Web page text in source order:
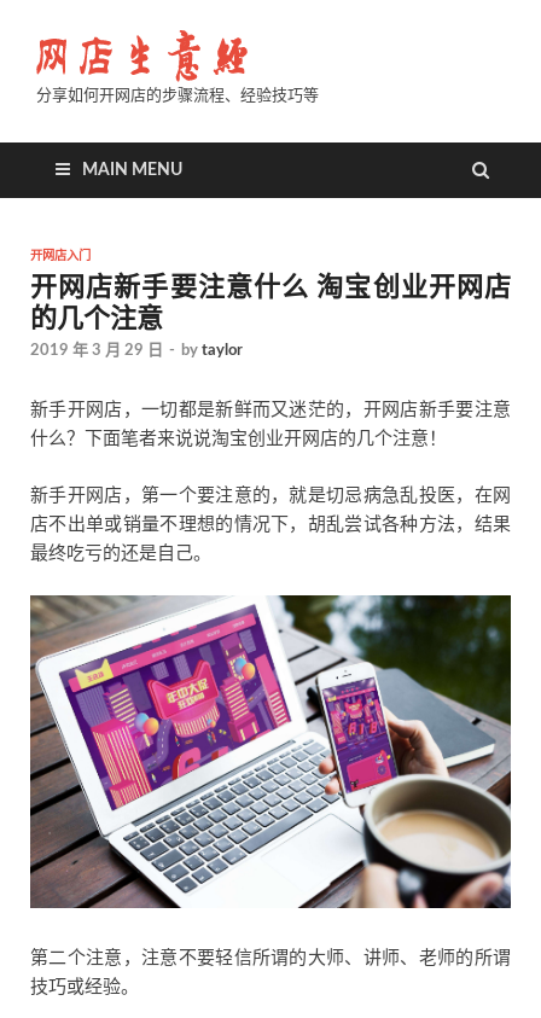
分享如何开网店的步骤流程、经验技巧等
MAIN MENU
开网店入门
开网店新手要注意什么 淘宝创业开网店
的几个注意
2019 年 3 月 29 日 - by taylor
新手开网店，一切都是新鲜而又迷茫的，开网店新手要注意
什么？下面笔者来说说淘宝创业开网店的几个注意！
新手开网店，第一个要注意的，就是切忌病急乱投医，在网
店不出单或销量不理想的情况下，胡乱尝试各种方法，结果
最终吃亏的还是自己。
第二个注意，注意不要轻信所谓的大师、讲师、老师的所谓
技巧或经验。